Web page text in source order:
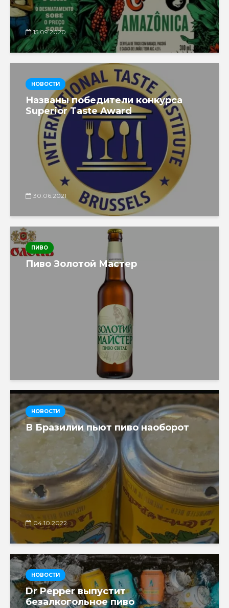
15.09.2020
НОВОСТИ
Названы победители конкурса
Superior Taste Award
30.06.2021
ПИВО
Пиво Золотой Мастер
НОВОСТИ
В Бразилии пьют пиво наоборот
04.10.2022
НОВОСТИ
Dr Pepper выпустит
безалкогольное пиво